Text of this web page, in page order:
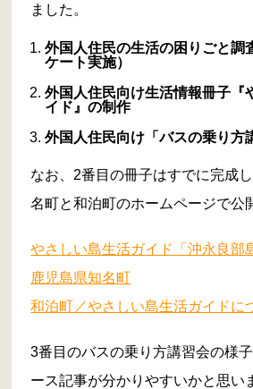
ました。
外国人住民の生活の困りごと調
ケート実施）
外国人住民向け生活情報冊子『
イド』の制作
外国人住民向け「バスの乗り方
なお、2番目の冊子はすでに完成
名町と和泊町のホームページで公
やさしい島生活ガイド「沖永良部
鹿児島県知名町
和泊町／やさしい島生活ガイドに
3番目のバスの乗り方講習会の様
ース記事が分かりやすいかと思い